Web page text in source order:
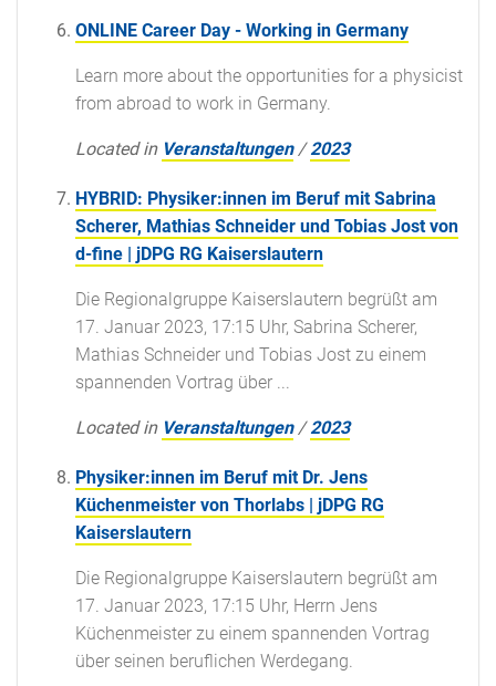
ONLINE Career Day - Working in Germany
Learn more about the opportunities for a physicist
from abroad to work in Germany.
Located in Veranstaltungen /2023
HYBRID: Physiker:innen im Beruf mit Sabrina
Scherer, Mathias Schneider und Tobias Jost von
d-fine | jDPG RG Kaiserslautern
Die Regionalgruppe Kaiserslautern begrüßt am
17. Januar 2023, 17:15 Uhr, Sabrina Scherer,
Mathias Schneider und Tobias Jost zu einem
spannenden Vortrag über ...
Located in Veranstaltungen /2023
Physiker:innen im Beruf mit Dr. Jens
Küchenmeister von Thorlabs | jDPG RG
Kaiserslautern
Die Regionalgruppe Kaiserslautern begrüßt am
17. Januar 2023, 17:15 Uhr, Herrn Jens
Küchenmeister zu einem spannenden Vortrag
über seinen beruflichen Werdegang.